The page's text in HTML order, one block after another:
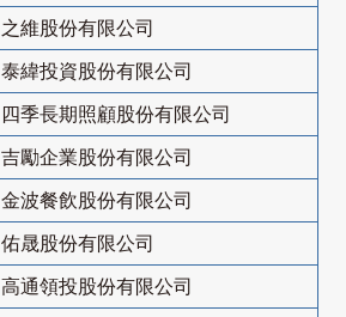
之維股份有限公司
泰緯投資股份有限公司
四季長期照顧股份有限公司
吉勵企業股份有限公司
金波餐飲股份有限公司
佑晟股份有限公司
高通領投股份有限公司